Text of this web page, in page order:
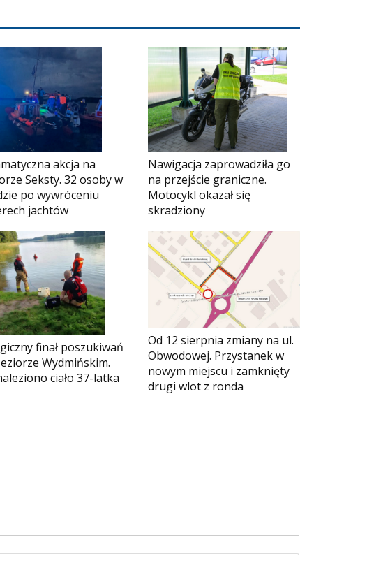
akcja na
Seksty. 32 osoby w
po wywróceniu
jachtów
Nawigacja zaprowadziła go
na przejście graniczne.
Motocykl okazał się
skradziony
finał poszukiwań
Wydmińskim.
ciało 37-latka
Od 12 sierpnia zmiany na ul.
Obwodowej. Przystanek w
nowym miejscu i zamknięty
drugi wlot z ronda